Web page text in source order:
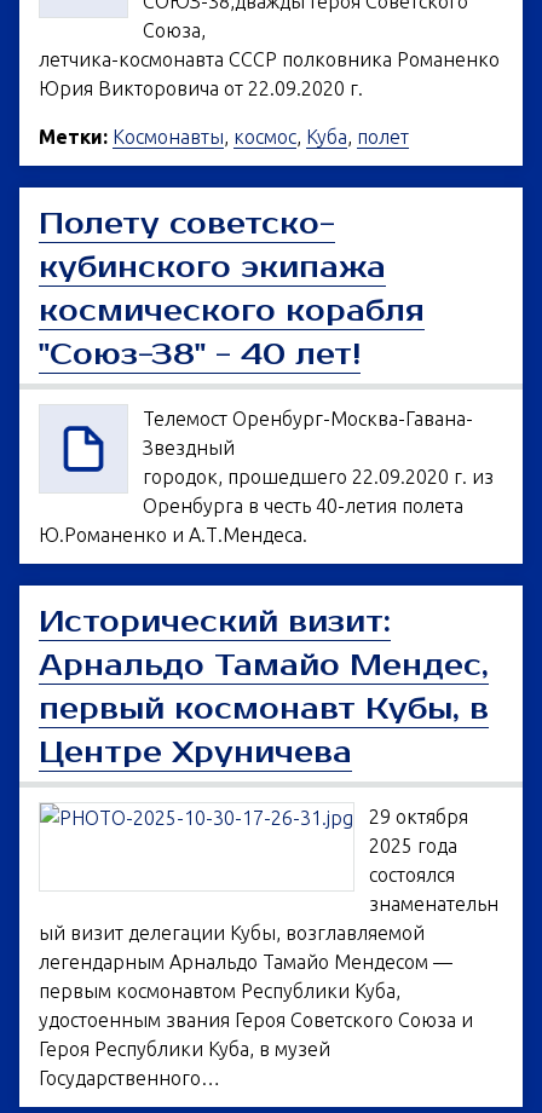
Союза,
летчика-космонавта СССР полковника Романенко
Юрия Викторовича от 22.09.2020 г.
Метки: Космонавты, космос, Куба, полет
Полету советско-
кубинского экипажа
космического корабля
"Союз-38" - 40 лет!
Телемост Оренбург-Москва-Гавана-
Звездный
городок, прошедшего 22.09.2020 г. из
Оренбурга в честь 40-летия полета
Ю.Романенко и А.Т.Мендеса.
Исторический визит:
Арнальдо Тамайо Мендес,
первый космонавт Кубы, в
Центре Хруничева
29 октября
2025 года
состоялся
знаменательн
ый визит делегации Кубы, возглавляемой
легендарным Арнальдо Тамайо Мендесом —
первым космонавтом Республики Куба,
удостоенным звания Героя Советского Союза и
Героя Республики Куба, в музей
Государственного…